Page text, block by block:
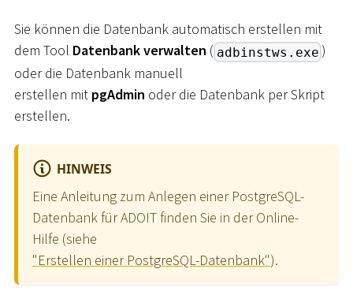
Sie können die Datenbank automatisch erstellen mit
dem Tool Datenbank verwalten ( adbinstws.exe )
oder die Datenbank manuell
erstellen mit pgAdmin oder die Datenbank per Skript
erstellen.
HINWEIS
Eine Anleitung zum Anlegen einer PostgreSQL-
Datenbank für ADOIT finden Sie in der Online-
Hilfe (siehe
"Erstellen einer PostgreSQL-Datenbank").